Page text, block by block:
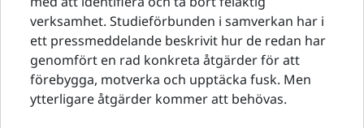
verksamhet. Studieförbunden i samverkan har i
ett pressmeddelande beskrivit hur de redan har
genomfört en rad konkreta åtgärder för att
förebygga, motverka och upptäcka fusk. Men
ytterligare åtgärder kommer att behövas.